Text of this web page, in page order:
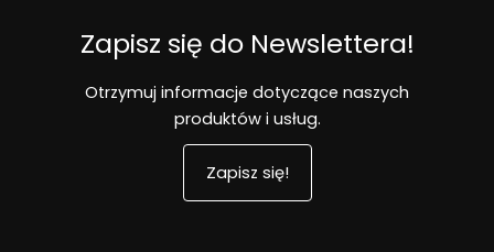
Zapisz się do Newslettera!
Otrzymuj informacje dotyczące naszych
produktów i usług.
Zapisz się!